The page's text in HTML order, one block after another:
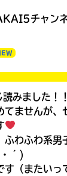
チャン
みました！！
てませんが、
ふわふわ系男
・´)
（またいっ